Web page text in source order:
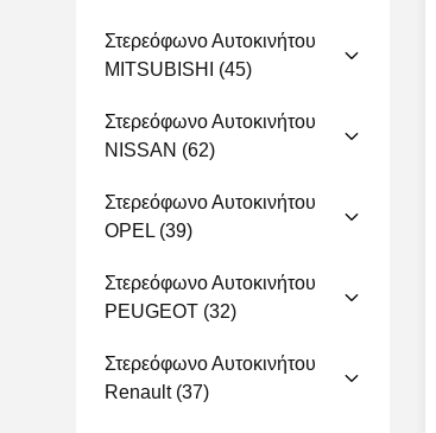
Στερεόφωνο Αυτοκινήτου
MITSUBISHI
(45)
Στερεόφωνο Αυτοκινήτου
NISSAN (62)
Στερεόφωνο Αυτοκινήτου
OPEL (39)
Στερεόφωνο Αυτοκινήτου
PEUGEOT (32)
Στερεόφωνο Αυτοκινήτου
Renault(37)